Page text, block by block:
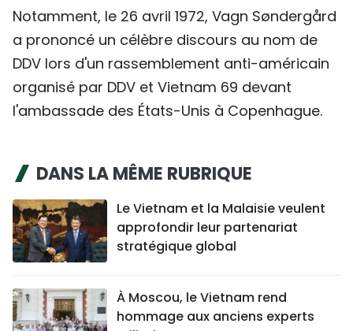
Notamment, le 26 avril 1972, Vagn Søndergård
a prononcé un célèbre discours au nom de
DDV lors d'un rassemblement anti-américain
organisé par DDV et Vietnam 69 devant
l'ambassade des États-Unis à Copenhague.
DANS LA MÊME RUBRIQUE
Le Vietnam et la Malaisie veulent
approfondir leur partenariat
stratégique global
À Moscou, le Vietnam rend
hommage aux anciens experts